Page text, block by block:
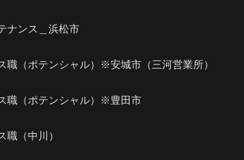
ナンス＿浜松市
職（ポテンシャル）※安城市（三河営業所）
職（ポテンシャル）※豊田市
職（中川）